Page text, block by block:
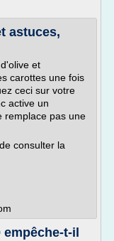
astuces,
et
carottes une fois
ceci sur votre
active un
remplace pas une
consulter la
t-il